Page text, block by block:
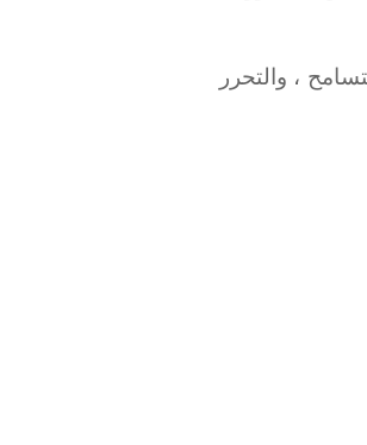
، والتحرر